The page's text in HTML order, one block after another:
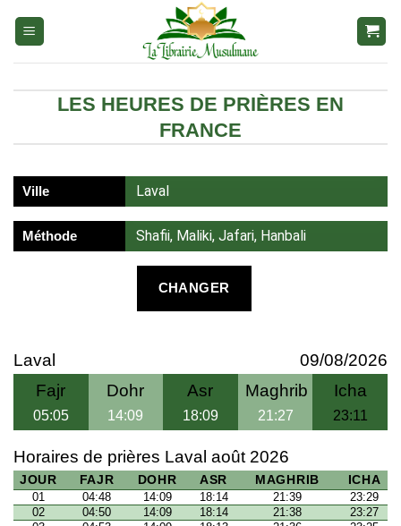
LES HEURES DE PRIÈRES EN
FRANCE
Ville Laval
Méthode Shafii, Maliki, Jafari, Hanbali
CHANGER
Laval
09/08/2026
Fajr
05:05
Dohr
14:09
Asr
18:09
Maghrib
21:27
Icha
23:11
Horaires de prières Laval août 2026
JOUR FAJR DOHR ASR MAGHRIB ICHA
01 04:48 14:09 18:14 21:39
23:29
02
04:50 14:09 18:14 21:38
23:27